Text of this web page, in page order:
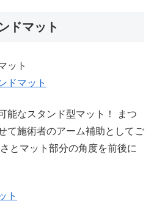
ドマット
ドマット
能なスタンド型マット！ まつ
て施術者のアーム補助としてご
とマット部分の角度を前後に
ト